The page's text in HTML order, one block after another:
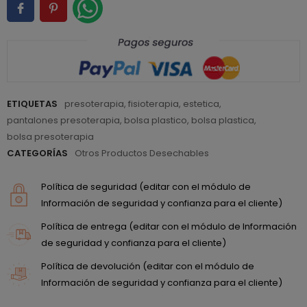
ETIQUETAS presoterapia, fisioterapia, estetica,
pantalones presoterapia, bolsa plastico, bolsa plastica,
bolsa presoterapia
CATEGORÍAS
Otros Productos Desechables
Política de seguridad (editar con el módulo de
Información de seguridad y confianza para el cliente)
Política de entrega (editar con el módulo de Información
de seguridad y confianza para el cliente)
Política de devolución (editar con el módulo de
Información de seguridad y confianza para el cliente)